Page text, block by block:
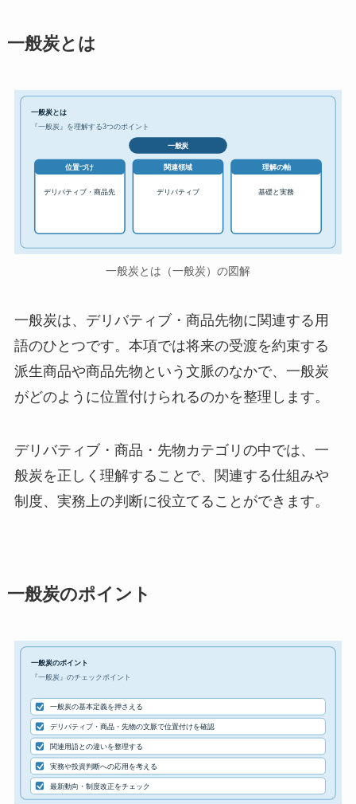
一般炭とは
一般炭とは
『一般炭』を理解する3つのポイント
一般炭
位置づけ
デリバティブ・商品先
関連領域
デリバティブ
理解の軸
基礎と実務
一般炭とは（一般炭）の図解
一般炭は、デリバティブ・商品先物に関連する用
語のひとつです。本項では将来の受渡を約束する
派生商品や商品先物という文脈のなかで、一般炭
がどのように位置付けられるのかを整理します。
デリバティブ・商品・先物カテゴリの中では、一
般炭を正しく理解することで、関連する仕組みや
制度、実務上の判断に役立てることができます。
一般炭のポイント
一般炭のポイント
『一般炭』のチェックポイント
一般炭の基本定義を押さえる
デリバティブ・商品・先物の文脈で位置付けを確認
関連用語との違いを整理する
実務や投資判断への応用を考える
最新動向・制度改正をチェック